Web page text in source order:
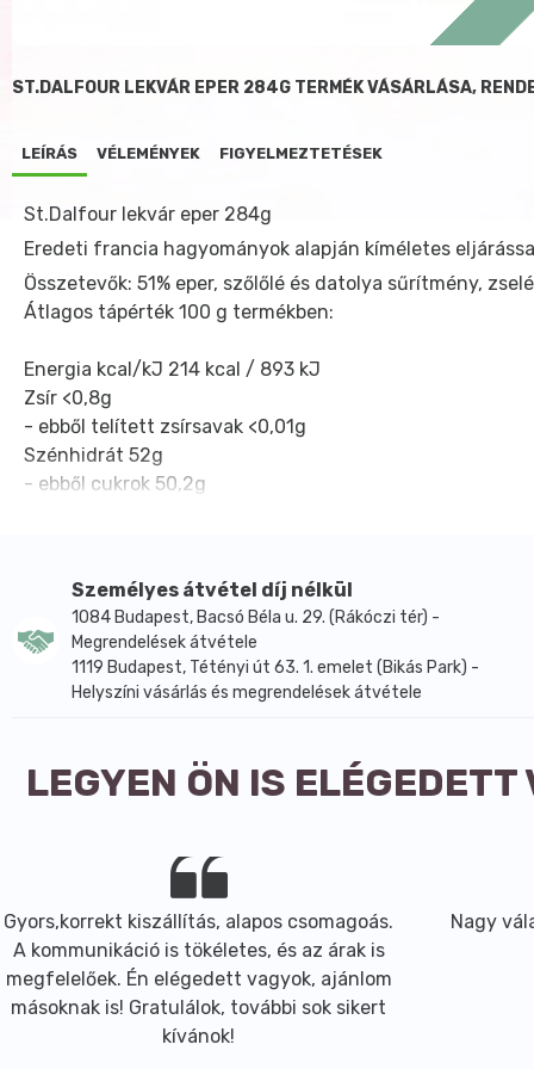
ST.DALFOUR LEKVÁR EPER 284G TERMÉK VÁSÁRLÁSA,
LEÍRÁS VÉLEMÉNYEK FIGYELMEZTETÉSEK
St.Dalfour lekvár eper 284g
Eredeti francia hagyományok alapján kíméletes
Összetevők: 51% eper, szőlőlé és datolya sűrítmény,
Átlagos tápérték 100 g termékben:
Energia kcal/kJ 214 kcal / 893 kJ
Zsír <0,8g
- ebből telített zsírsavak <0,01g
Szénhidrát 52g
- ebből cukrok 50,2g
Száraz és hűvős helyen tárolandó.
Személyes átvétel díj nélkül
1084 Budapest, Bacsó Béla u. 29. (Rákóczi tér) -
Megrendelések átvétele
1119 Budapest, Tétényi út 63. 1. emelet (Bikás Park) -
Helyszíni vásárlás és megrendelések átvétele
LEGYEN ÖN IS
Gyors,korrekt kiszállítás, alapos csomagoás.
A kommunikáció is tökéletes, és az árak is
megfelelőek. Én elégedett vagyok, ajánlom
másoknak is! Gratulálok, további sok sikert
kívánok!
Nagy